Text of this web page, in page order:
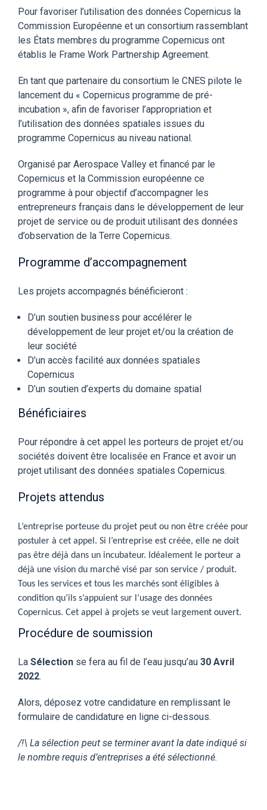
Pour favoriser l’utilisation des données Copernicus la
Commission Européenne et un consortium rassemblant
les États membres du programme Copernicus ont
établis le Frame Work Partnership Agreement.
En tant que partenaire du consortium le CNES pilote le
lancement du « Copernicus programme de pré-
incubation », afin de favoriser l’appropriation et
l’utilisation des données spatiales issues du
programme Copernicus au niveau national.
Organisé par Aerospace Valley et financé par le
Copernicus et la Commission européenne ce
programme à pour objectif d’accompagner les
entrepreneurs français dans le développement de leur
projet de service ou de produit utilisant des données
d’observation de la Terre Copernicus.
Programme d’accompagnement
Les projets accompagnés bénéficieront :
D’un soutien business pour accélérer le
développement de leur projet et/ou la création de
leur société
D’un accès facilité aux données spatiales
Copernicus
D’un soutien d’experts du domaine spatial
Bénéficiaires
Pour répondre à cet appel les porteurs de projet et/ou
sociétés doivent être localisée en France et avoir un
projet utilisant des données spatiales Copernicus.
Projets attendus
L’entreprise porteuse du projet peut ou non être créée pour
postuler à cet appel. Si l’entreprise est créée, elle ne doit
pas être déjà dans un incubateur. Idéalement le porteur a
déjà une vision du marché visé par son service / produit.
Tous les services et tous les marchés sont éligibles à
condition qu’ils s’appuient sur l’usage des données
Copernicus. Cet appel à projets se veut largement ouvert.
Procédure de soumission
La Sélection se fera au fil de l’eau jusqu’au 30 Avril
2022.
Alors, déposez votre candidature en remplissant le
formulaire de candidature en ligne ci-dessous.
/!\ La sélection peut se terminer avant la date indiqué si
le nombre requis d’entreprises a été sélectionné.